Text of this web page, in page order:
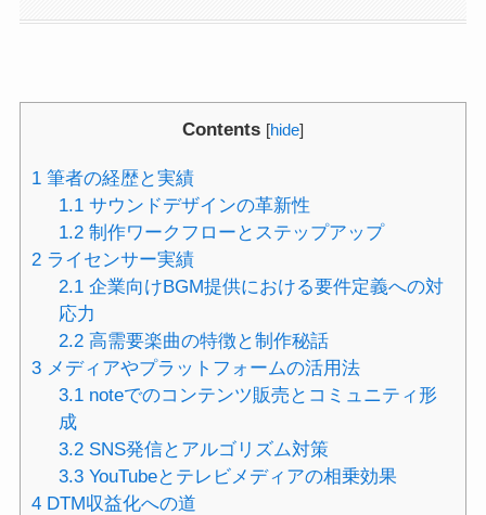
Contents [hide]
1筆者の経歴と実績
1.1 サウンドデザインの革新性
1.2 制作ワークフローとステップアップ
2ライセンサー実績
2.1 企業向けBGM提供における要件定義への対
応力
2.2 高需要楽曲の特徴と制作秘話
3メディアやプラットフォームの活用法
3.1 noteでのコンテンツ販売とコミュニティ形
成
3.2 SNS発信とアルゴリズム対策
3.3 YouTubeとテレビメディアの相乗効果
4DTM収益化への道